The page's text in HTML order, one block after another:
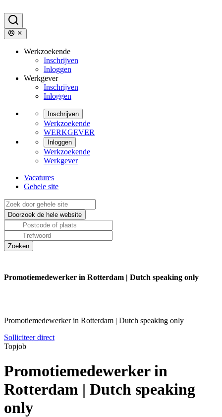
Werkzoekende
Inschrijven
Inloggen
Werkgever
Inschrijven
Inloggen
Inschrijven
Werkzoekende
WERKGEVER
Inloggen
Werkzoekende
Werkgever
Vacatures
Gehele site
Promotiemedewerker in Rotterdam | Dutch speaking only
Promotiemedewerker in Rotterdam | Dutch speaking only
Solliciteer direct
Topjob
Promotiemedewerker in
Rotterdam | Dutch speaking
only